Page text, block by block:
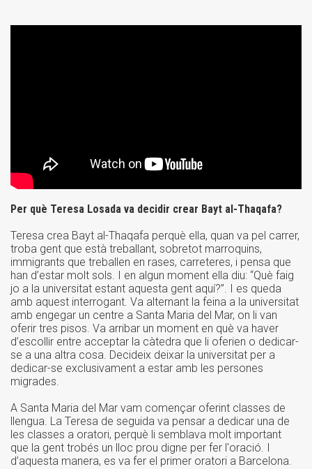
Per què Teresa Losada va decidir crear Bayt al-Thaqafa?
Teresa crea Bayt al-Thaqafa perquè ella, quan va pel carrer,
troba gent que està treballant, sobretot marroquins,
immigrants que treballen en rases, carreteres, i pensa que
han d’estar molt sols. I en algun moment ella diu: “Què faig
jo a la universitat estant aquesta gent aquí?”. I es queda
amb aquest interrogant. Va alternant la feina a la universitat
amb engegar un centre a Santa Maria del Mar, on li van
oferir tres pisos. Va arribar un moment en què va haver
d’escollir entre acceptar la càtedra que li oferien o dedicar-
se a una altra cosa. Decideix deixar la universitat per a
dedicar-se exclusivament a estar amb les persones
migrades.
A Santa Maria del Mar vam començar oferint classes de
llengua. La Teresa de seguida va pensar a dedicar una de
les classes a oratori, perquè li semblava molt important
que la gent trobés un lloc prou digne per fer l'oració. I
d’aquesta manera, es va fer el primer oratori a Barcelona.